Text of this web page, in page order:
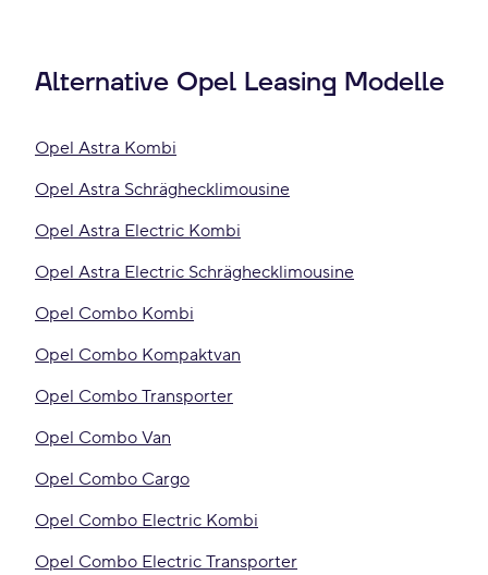
Alternative Opel Leasing Modelle
Opel Astra Kombi
Opel Astra Schräghecklimousine
Opel Astra Electric Kombi
Opel Astra Electric Schräghecklimousine
Opel Combo Kombi
Opel Combo Kompaktvan
Opel Combo Transporter
Opel Combo Van
Opel Combo Cargo
Opel Combo Electric Kombi
Opel Combo Electric Transporter